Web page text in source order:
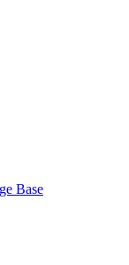
Base